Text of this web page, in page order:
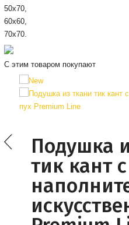
50х70,
60х60,
70х70.
С этим товаром покупают
Подушка
тик кант с